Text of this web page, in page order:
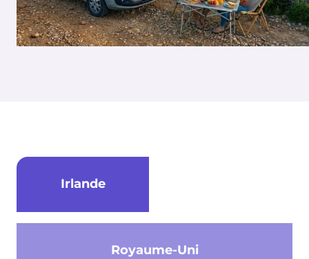
Irlande
Royaume-Uni